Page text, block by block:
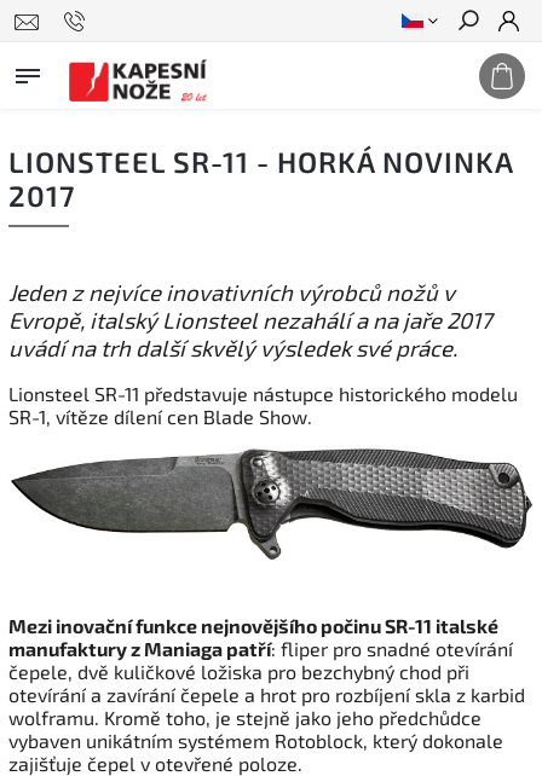
Hledat
LIONSTEEL SR-11 - HORKÁ NOVINKA
2017
Jeden z nejvíce inovativních výrobců nožů v
Evropě, italský Lionsteel nezahálí a na jaře 2017
uvádí na trh další skvělý výsledek své práce.
Lionsteel SR-11 představuje nástupce historického modelu
SR-1, vítěze dílení cen Blade Show.
Mezi inovační funkce nejnovějšího počinu SR-11 italské
manufaktury z Maniaga patří: fliper pro snadné otevírání
čepele, dvě kuličkové ložiska pro bezchybný chod při
otevírání a zavírání čepele a hrot pro rozbíjení skla z karbid
wolframu. Kromě toho, je stejně jako jeho předchůdce
vybaven unikátním systémem Rotoblock, který dokonale
zajišťuje čepel v otevřené poloze.